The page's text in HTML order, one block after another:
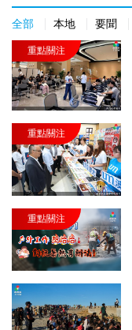
全部 本地 要聞